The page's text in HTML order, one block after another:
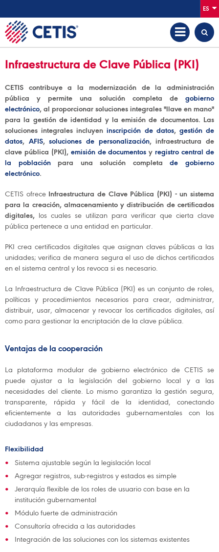
ES
Infraestructura de Clave Pública (PKI)
CETIS contribuye a la modernización de la administración
pública y permite una solución completa de gobierno
electrónico, al proporcionar soluciones integrales "llave en mano"
para la gestión de identidad y la emisión de documentos. Las
soluciones integrales incluyeninscripción de datos, gestión de
datos, AFIS,soluciones de personalización, infraestructura de
clave pública (PKI), emisión de documentos yregistro central de
la poblaciónpara una solución completade gobierno
electrónico.
CETIS ofrece Infraestructura de Clave Pública (PKI) - un sistema
para la creación, almacenamiento y distribución de certificados
digitales, los cuales se utilizan para verificar que cierta clave
pública pertenece a una entidad en particular.
PKI crea certificados digitales que asignan claves públicas a las
unidades; verifica de manera segura el uso de dichos certificados
en el sistema central y los revoca si es necesario.
La Infraestructura de Clave Pública (PKI) es un conjunto de roles,
políticas y procedimientos necesarios para crear, administrar,
distribuir, usar, almacenar y revocar los certificados digitales, así
como para gestionar la encriptación de la clave pública.
Ventajas de la cooperación
La plataforma modular de gobierno electrónico de CETIS se
puede ajustar a la legislación del gobierno local y a las
necesidades del cliente. Lo mismo garantiza la gestión segura,
transparente, rápida y fácil de la identidad, conectando
eficientemente a las autoridades gubernamentales con los
ciudadanos y las empresas.
Flexibilidad
Sistema ajustable según la legislación local
Agregar registros, sub-registros y estados es simple
Jerarquía flexible de los roles de usuario con base en la
institución gubernamental
Módulo fuerte de administración
Consultoría ofrecida a las autoridades
Integración de las soluciones con los sistemas existentes